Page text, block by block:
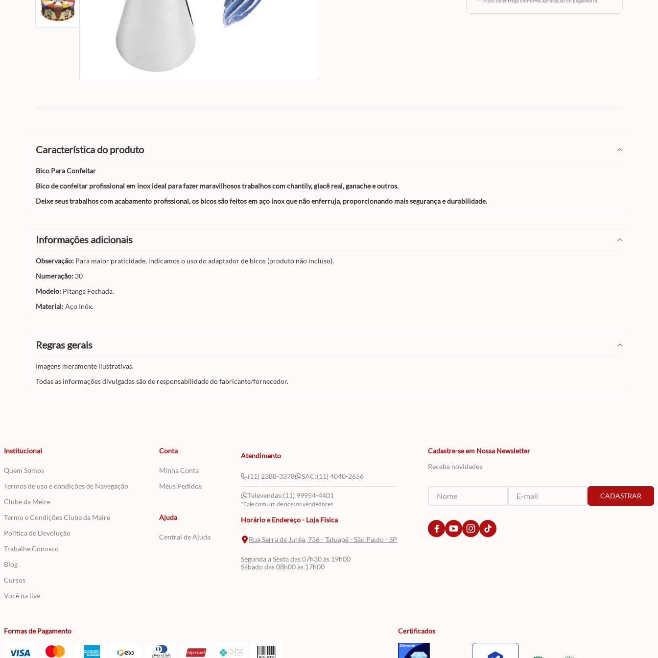
característica do produto
Bico Para Confeitar
Bico de confeitar profissional em inox ideal para fazer maravilhosos trabalhos com chantily, glacê real, ganache e outros.
Deixe seus trabalhos com acabamento profissional, os bicos são feitos em aço inox que não enferruja, proporcionando mais segurança e durabilidade.
informações adicionais
Observação: Para maior praticidade, indicamos o uso do adaptador de bicos (produto não incluso).
Numeração: 30
Modelo: Pitanga Fechada.
Material:Aço Inóx.
regras gerais
Imagens meramente ilustrativas.
Todas as informações divulgadas são de responsabilidade do fabricante/fornecedor.
Institucional
Quem Somos
Termos de uso e condições de Navegação
Clube da Meire
Termo e Condições Clube da Meire
Política de Devolução
Trabalhe Conosco
Blog
Cursos
Você na live
Conta
Minha Conta
Meus Pedidos
Ajuda
Central de Ajuda
Atendimento
(11) 2388-3378 SAC:(11) 4040-2656
Televendas:(11) 99954-4401
*Fale com um de nossos vendedores
Horário e Endereço - Loja Física
Rua Serra de Juréa, 736 - Tatuapé - São Paulo - SP
Segunda a Sexta das 07h30 às 19h00
Sábado das 08h00 às 17h00
Cadastre-se em Nossa Newsletter
Receba novidades
CADASTRAR
Formas de Pagamento Certificados